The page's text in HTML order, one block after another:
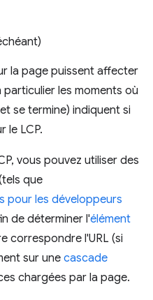
la page puissent affecter
particulier les moments où
se termine) indiquent si
le LCP.
vous pouvez utiliser des
que
pour les développeurs
de déterminer l'élément
correspondre l'URL (si
sur une cascade
chargées par la page.